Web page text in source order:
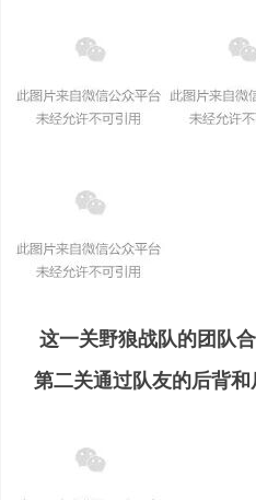
这一关野狼战队的团队合
第二关通过队友的后背和